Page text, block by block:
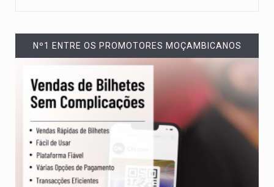
Nº1 ENTRE OS PROMOTORES MOÇAMBICANOS